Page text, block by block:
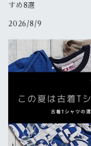
新品
すめ8選
2026/8/9